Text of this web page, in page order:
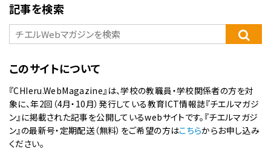
記事を検索
このサイトについて
『CHIeru.WebMagazine』は、学校の教職員・学校関係者の方を対
象に、年2回（4月・10月）発行している教育ICT情報誌『チエルマガジ
ン』に掲載された記事を公開しているwebサイトです。『チエルマガジ
ン』の最新号・定期配送（無料）をご希望の方はこちらからお申し込み
ください。